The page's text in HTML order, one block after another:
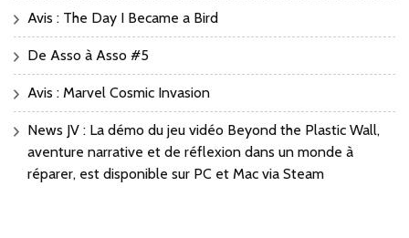
Avis : The Day I Became a Bird
De Asso à Asso #5
Avis : Marvel Cosmic Invasion
News JV : La démo du jeu vidéo Beyond the Plastic Wall,
aventure narrative et de réflexion dans un monde à
réparer, est disponible sur PC et Mac via Steam